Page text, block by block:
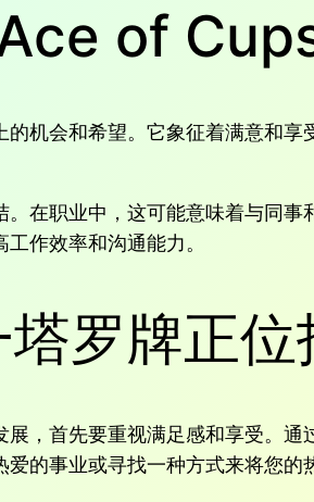
of
机会和希望。它象征着满意和
在职业中，这可能意味着与同
作效率和沟通能力。
罗牌正
，首先要重视满足感和享受。
的事业或寻找一种方式来将您的